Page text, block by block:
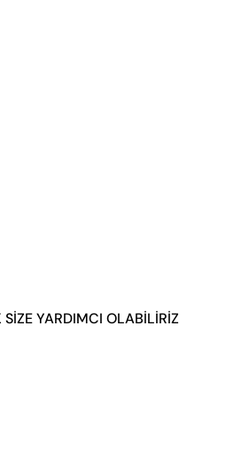
YARDIMCI OLABİLİRİZ